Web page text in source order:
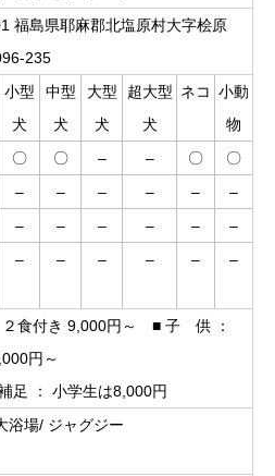
福島県耶麻郡北塩原村大字桧原
235
小型
犬
中型
犬
大型
犬
超大型
犬
ネコ 小動
物
〇 〇 – – 〇
〇
– – – – –
–
– – – – –
–
– – – – – –
食付き 9,000円～ ■ 子 供 ：
円～
足 ： 小学生は8,000円
浴場/ ジャグジー